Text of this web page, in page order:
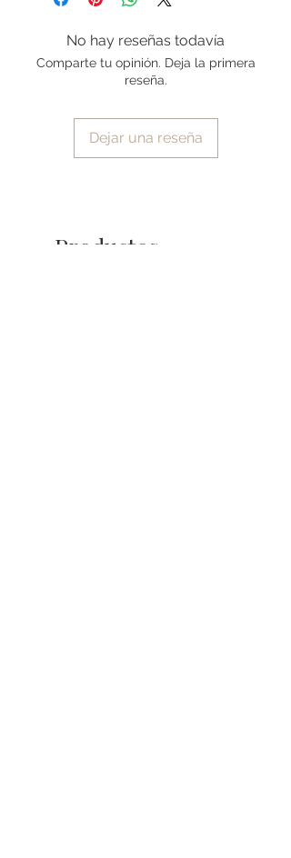
No hay reseñas todavía
Comparte tu opinión. Deja la primera
reseña.
Dejar una reseña
Productos